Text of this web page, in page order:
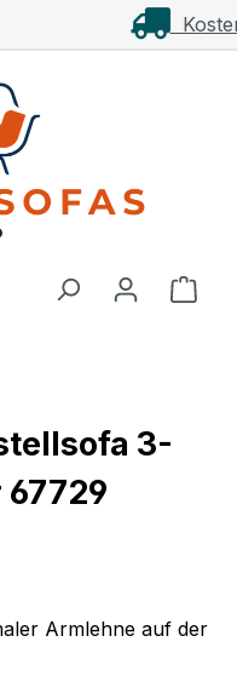
ab 1.000€**
3-